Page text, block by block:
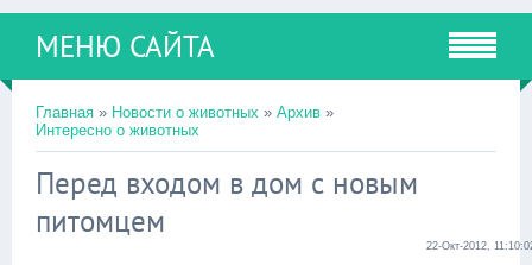
МЕНЮ САЙТА
Главная » Новости о животных » Архив »
Интересно о животных
Перед входом в дом с новым
питомцем
22-Окт-2012,